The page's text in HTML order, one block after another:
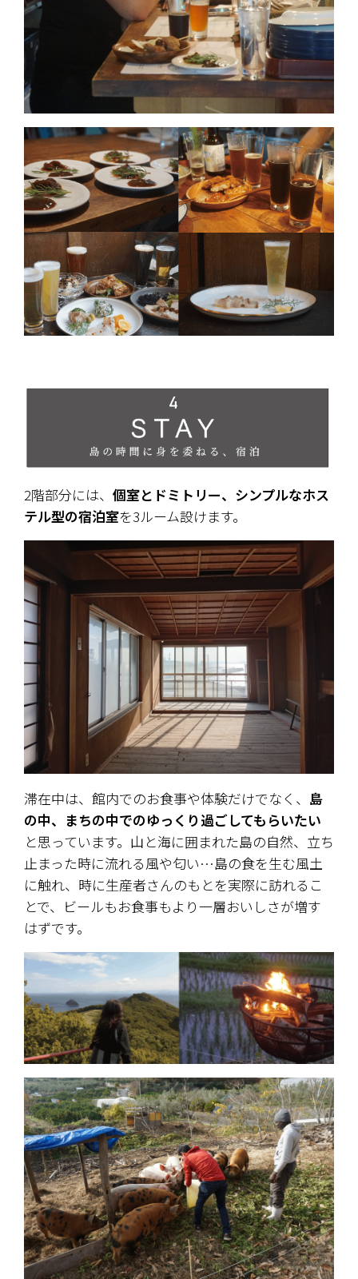
2階部分には、 個室とドミトリー、シンプルなホス
テル型の宿泊室を3ルーム設けます。
滞在中は、館内でのお食事や体験だけでなく、 島
の中、まちの中でのゆっくり過ごしてもらいたい
と思っています。山と海に囲まれた島の自然、立ち
止まった時に流れる風や匂い…島の食を生む風土
に触れ、時に生産者さんのもとを実際に訪れるこ
とで、ビールもお食事もより一層おいしさが増す
はずです。